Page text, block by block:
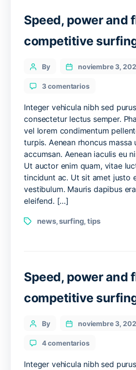
Speed, power and
competitive
Categories
PostBy noviembre 3,
3 comentarios
power
the
competitive
surfing
formula
Integer vehicula nibh sed
consectetur lectus semper.
vel lorem condimentum
turpis. Aenean rhoncus massa
accumsan. Aenean iaculis eu
Ut auctor enim quam, vitae
tincidunt ac. Ut sit amet justo
vestibulum. Mauris dapibus
eleifend. […]
Tagsnews,surfing,tips
Speed, power and
competitive
Categories
PostBy noviembre 3,
4 comentarios
power
Integer vehicula nibh sed